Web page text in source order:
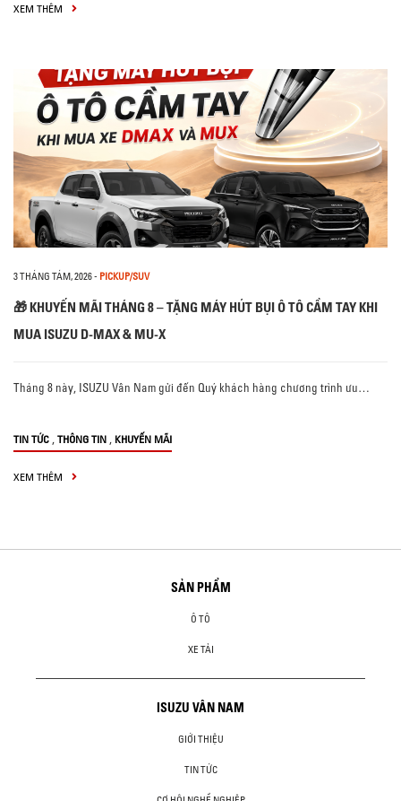
XEM THÊM
3 THÁNG TÁM, 2026- PICKUP/SUV
🎁 KHUYẾN MÃI THÁNG 8 – TẶNG MÁY HÚT BỤI Ô TÔ CẦM TAY KHI
MUA ISUZU D-MAX & MU-X
Tháng 8 này, ISUZU Vân Nam gửi đến Quý khách hàng chương trình ưu…
TIN TỨC , THÔNG TIN , KHUYẾN MÃI
XEM THÊM
SẢN PHẨM
Ô TÔ
XE TẢI
ISUZU VÂN NAM
GIỚI THIỆU
TIN TỨC